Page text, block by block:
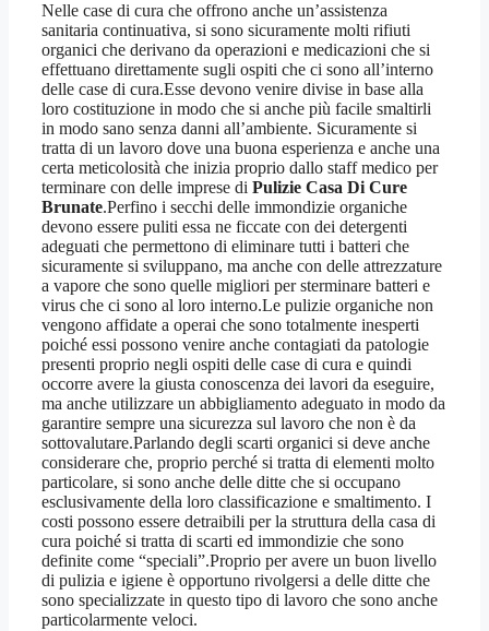
Nelle case di cura che offrono anche un’assistenza
sanitaria continuativa, si sono sicuramente molti rifiuti
organici che derivano da operazioni e medicazioni che si
effettuano direttamente sugli ospiti che ci sono all’interno
delle case di cura.Esse devono venire divise in base alla
loro costituzione in modo che si anche più facile smaltirli
in modo sano senza danni all’ambiente. Sicuramente si
tratta di un lavoro dove una buona esperienza e anche una
certa meticolosità che inizia proprio dallo staff medico per
terminare con delle imprese di Pulizie Casa Di Cure
Brunate.Perfino i secchi delle immondizie organiche
devono essere puliti essa ne ficcate con dei detergenti
adeguati che permettono di eliminare tutti i batteri che
sicuramente si sviluppano, ma anche con delle attrezzature
a vapore che sono quelle migliori per sterminare batteri e
virus che ci sono al loro interno.Le pulizie organiche non
vengono affidate a operai che sono totalmente inesperti
poiché essi possono venire anche contagiati da patologie
presenti proprio negli ospiti delle case di cura e quindi
occorre avere la giusta conoscenza dei lavori da eseguire,
ma anche utilizzare un abbigliamento adeguato in modo da
garantire sempre una sicurezza sul lavoro che non è da
sottovalutare.Parlando degli scarti organici si deve anche
considerare che, proprio perché si tratta di elementi molto
particolare, si sono anche delle ditte che si occupano
esclusivamente della loro classificazione e smaltimento. I
costi possono essere detraibili per la struttura della casa di
cura poiché si tratta di scarti ed immondizie che sono
definite come “speciali”.Proprio per avere un buon livello
di pulizia e igiene è opportuno rivolgersi a delle ditte che
sono specializzate in questo tipo di lavoro che sono anche
particolarmente veloci.